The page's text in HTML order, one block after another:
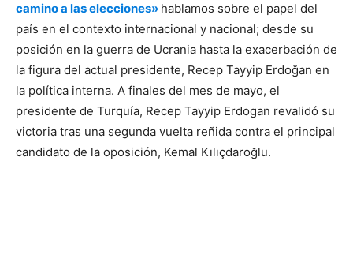
camino a las elecciones» hablamos sobre el papel del
país en el contexto internacional y nacional; desde su
posición en la guerra de Ucrania hasta la exacerbación de
la figura del actual presidente, Recep Tayyip Erdoğan en
la política interna. A finales del mes de mayo, el
presidente de Turquía, Recep Tayyip Erdogan revalidó su
victoria tras una segunda vuelta reñida contra el principal
candidato de la oposición, Kemal Kılıçdaroğlu.